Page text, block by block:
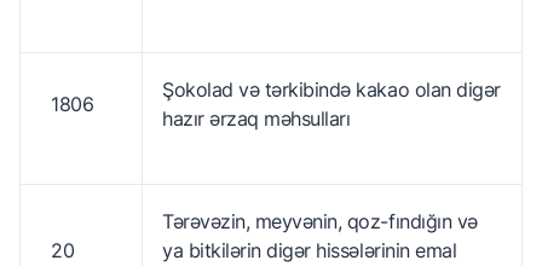
1806
Şokolad və tərkibində kakao olan digər
hazır ərzaq məhsulları
20
Tərəvəzin, meyvənin, qoz-fındığın və
ya bitkilərin digər hissələrinin emal